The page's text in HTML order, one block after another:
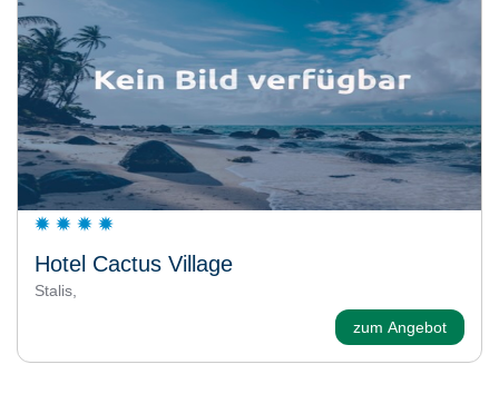
Hotel Cactus Village
Stalis,
zum Angebot